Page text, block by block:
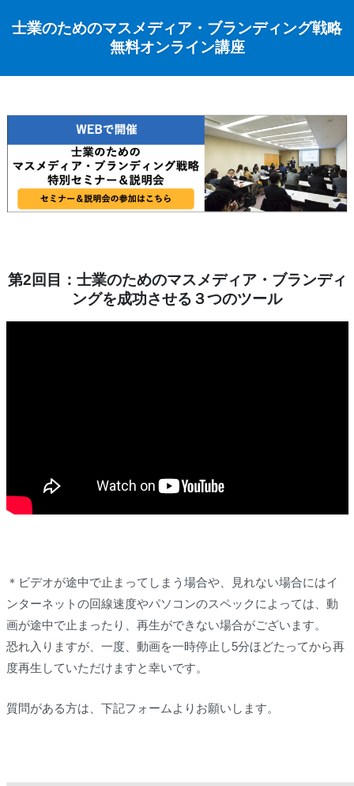
士業のためのマスメディア・ブランディング戦略
無料オンライン講座
第2回目：士業のためのマスメディア・ブランディ
ングを成功させる３つのツール
＊ビデオが途中で止まってしまう場合や、見れない場合にはイ
ンターネットの回線速度やパソコンのスペックによっては、動
画が途中で止まったり、再生ができない場合がございます。
恐れ入りますが、一度、動画を一時停止し5分ほどたってから再
度再生していただけますと幸いです。
質問がある方は、下記フォームよりお願いします。